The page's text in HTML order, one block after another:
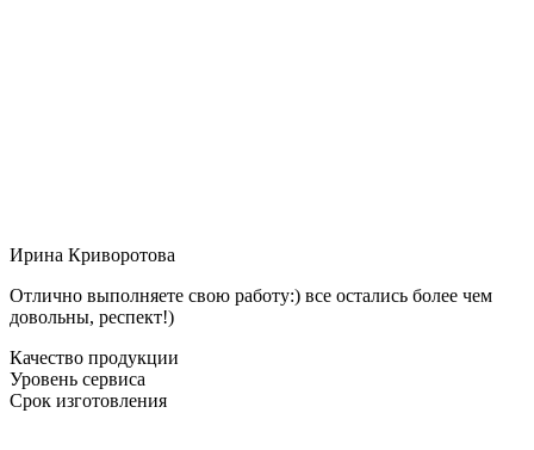
Ирина Криворотова
Отлично выполняете свою работу:) все остались более чем
довольны, респект!)
Качество продукции
Уровень сервиса
Срок изготовления